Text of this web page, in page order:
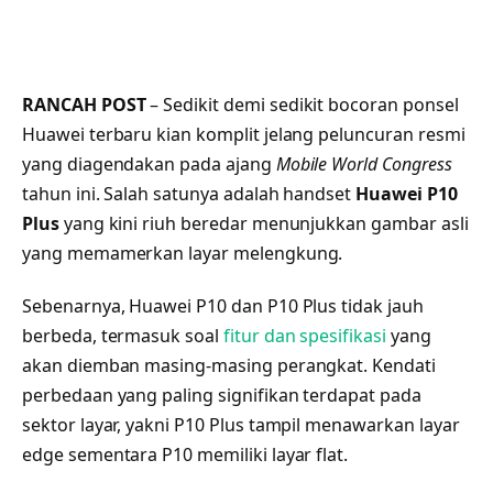
RANCAH POST– Sedikit demi sedikit bocoran ponsel
Huawei terbaru kian komplit jelang peluncuran resmi
yang diagendakan pada ajang Mobile World Congress
tahun ini. Salah satunya adalah handset Huawei P10
Plusyang kini riuh beredar menunjukkan gambar asli
yang memamerkan layar melengkung.
Sebenarnya, Huawei P10 dan P10 Plus tidak jauh
berbeda, termasuk soal fitur dan spesifikasi yang
akan diemban masing-masing perangkat. Kendati
perbedaan yang paling signifikan terdapat pada
sektor layar, yakni P10 Plus tampil menawarkan layar
edge sementara P10 memiliki layar flat.